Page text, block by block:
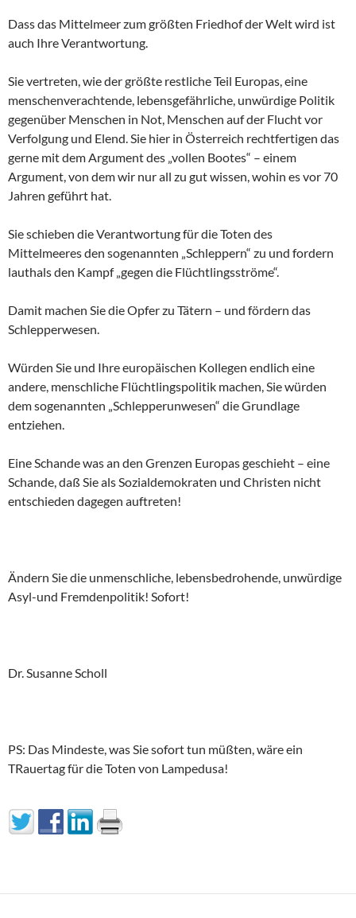
Dass das Mittelmeer zum größten Friedhof der Welt wird ist
auch Ihre Verantwortung.
Sie vertreten, wie der größte restliche Teil Europas, eine
menschenverachtende, lebensgefährliche, unwürdige Politik
gegenüber Menschen in Not, Menschen auf der Flucht vor
Verfolgung und Elend. Sie hier in Österreich rechtfertigen das
gerne mit dem Argument des „vollen Bootes“ – einem
Argument, von dem wir nur all zu gut wissen, wohin es vor 70
Jahren geführt hat.
Sie schieben die Verantwortung für die Toten des
Mittelmeeres den sogenannten „Schleppern“ zu und fordern
lauthals den Kampf „gegen die Flüchtlingsströme“.
Damit machen Sie die Opfer zu Tätern – und fördern das
Schlepperwesen.
Würden Sie und Ihre europäischen Kollegen endlich eine
andere, menschliche Flüchtlingspolitik machen, Sie würden
dem sogenannten „Schlepperunwesen“ die Grundlage
entziehen.
Eine Schande was an den Grenzen Europas geschieht – eine
Schande, daß Sie als Sozialdemokraten und Christen nicht
entschieden dagegen auftreten!
Ändern Sie die unmenschliche, lebensbedrohende, unwürdige
Asyl-und Fremdenpolitik! Sofort!
Dr. Susanne Scholl
PS: Das Mindeste, was Sie sofort tun müßten, wäre ein
TRauertag für die Toten von Lampedusa!